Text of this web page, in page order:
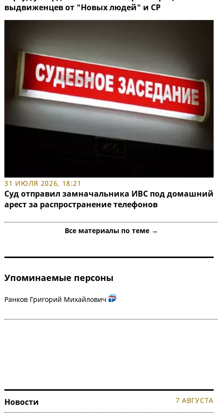
выдвиженцев от "Новых людей" и СР
31 ИЮЛЯ 2026, 18:21
Суд отправил замначальника ИВС под домашний
арест за распространение телефонов
Все материалы по теме →
Упоминаемые персоны
Ранков Григорий Михайлович
Новости 7 АВГУСТА